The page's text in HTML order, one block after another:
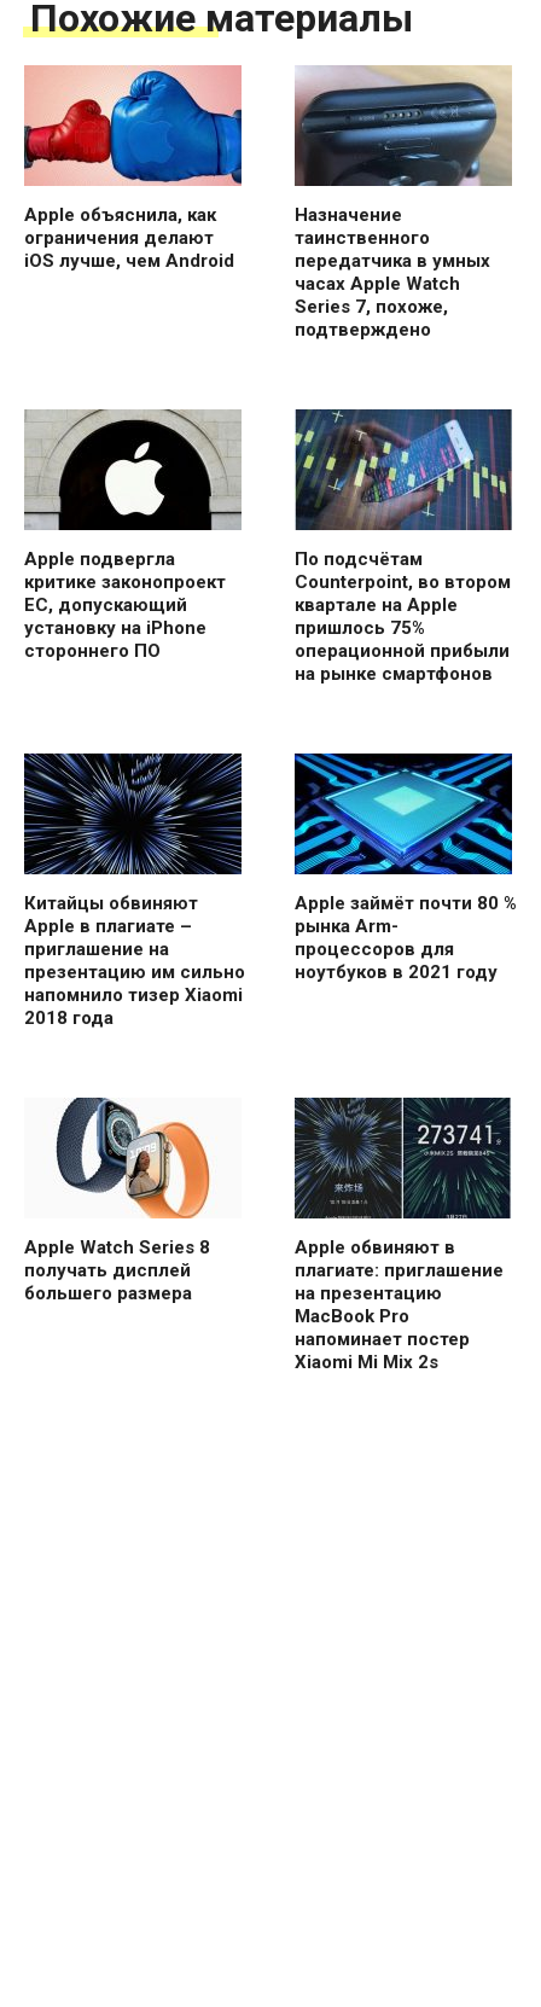
Похожие материалы
Apple объяснила, как
ограничения делают
iOS лучше, чем Android
Назначение
таинственного
передатчика в умных
часах Apple Watch
Series 7, похоже,
подтверждено
Apple подвергла
критике законопроект
ЕС, допускающий
установку на iPhone
стороннего ПО
По подсчётам
Counterpoint, во втором
квартале на Apple
пришлось 75%
операционной прибыли
на рынке смартфонов
Китайцы обвиняют
Apple в плагиате –
приглашение на
презентацию им сильно
напомнило тизер Xiaomi
2018 года
Apple займёт почти 80 %
рынка Arm-
процессоров для
ноутбуков в 2021 году
Apple Watch Series 8
получать дисплей
большего размера
Apple обвиняют в
плагиате: приглашение
на презентацию
MacBook Pro
напоминает постер
Xiaomi Mi Mix 2s